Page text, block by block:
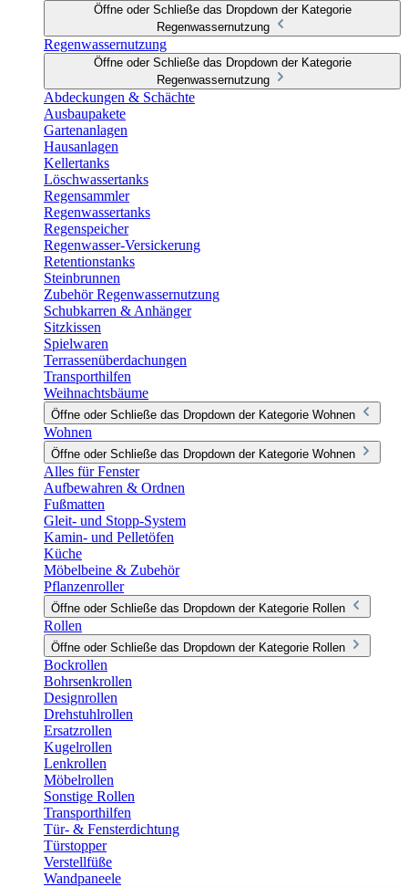
Öffne oder Schließe das Dropdown der Kategorie
Regenwassernutzung
Regenwassernutzung
Öffne oder Schließe das Dropdown der Kategorie
Regenwassernutzung
Abdeckungen & Schächte
Ausbaupakete
Gartenanlagen
Hausanlagen
Kellertanks
Löschwassertanks
Regensammler
Regenwassertanks
Regenspeicher
Regenwasser-Versickerung
Retentionstanks
Steinbrunnen
Zubehör Regenwassernutzung
Schubkarren & Anhänger
Sitzkissen
Spielwaren
Terrassenüberdachungen
Transporthilfen
Weihnachtsbäume
Öffne oder Schließe das Dropdown der Kategorie Wohnen
Wohnen
Öffne oder Schließe das Dropdown der Kategorie Wohnen
Alles für Fenster
Aufbewahren & Ordnen
Fußmatten
Gleit- und Stopp-System
Kamin- und Pelletöfen
Küche
Möbelbeine & Zubehör
Pflanzenroller
Öffne oder Schließe das Dropdown der Kategorie Rollen
Rollen
Öffne oder Schließe das Dropdown der Kategorie Rollen
Bockrollen
Bohrsenkrollen
Designrollen
Drehstuhlrollen
Ersatzrollen
Kugelrollen
Lenkrollen
Möbelrollen
Sonstige Rollen
Transporthilfen
Tür- & Fensterdichtung
Türstopper
Verstellfüße
Wandpaneele